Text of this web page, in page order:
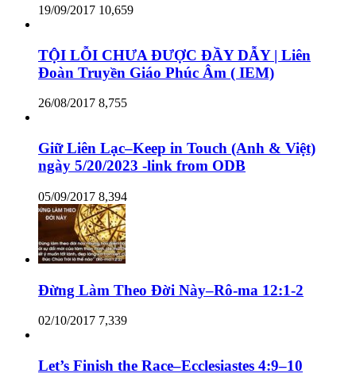
19/09/2017 10,659
TỘI LỖI CHƯA ĐƯỢC ĐẦY DẪY | Liên
Đoàn Truyền Giáo Phúc Âm ( IEM)
26/08/2017 8,755
Giữ Liên Lạc–Keep in Touch (Anh & Việt)
ngày 5/20/2023 -link from ODB
05/09/2017 8,394
Đừng Làm Theo Đời Này–Rô-ma 12:1-2
02/10/2017 7,339
Let’s Finish the Race–Ecclesiastes 4:9–10